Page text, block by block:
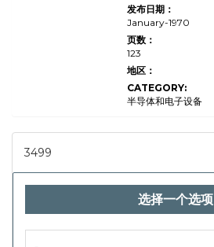
发布日期：
January-1970
页数：
123
地区：
CATEGORY:
半导体和电子设备
3499
选择一个选项